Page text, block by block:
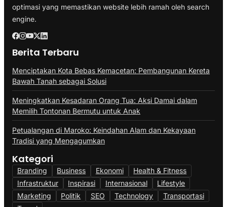
optimasi yang memastikan website lebih ramah oleh search
engine.
Berita Terbaru
Menciptakan Kota Bebas Kemacetan: Pembangunan Kereta
Bawah Tanah sebagai Solusi
Meningkatkan Kesadaran Orang Tua: Aksi Damai dalam
Memilih Tontonan Bermutu untuk Anak
Petualangan di Maroko: Keindahan Alam dan Kekayaan
Tradisi yang Mengagumkan
Kategori
Branding Business Ekonomi
Health & Fitness
Infrastruktur
Inspirasi Internasional
Lifestyle
Marketing
Politik SEO Technology
Transportasi